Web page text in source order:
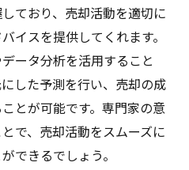
ており、売却活動を適切に
イスを提供してくれます。
ータ分析を活用すること
した予測を行い、売却の成
とが可能です。専門家の意
で、売却活動をスムーズに
できるでしょう。